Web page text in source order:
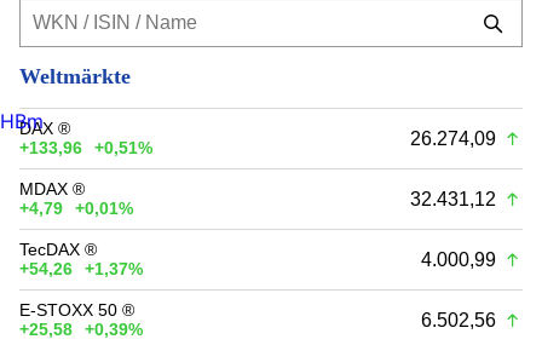
Weltmärkte
DAX ®
+133,96
+0,51% 26.274,09
MDAX ®
+4,79
+0,01% 32.431,12
TecDAX ®
+54,26
+1,37% 4.000,99
E-STOXX 50 ®
+25,58
+0,39% 6.502,56
HBm